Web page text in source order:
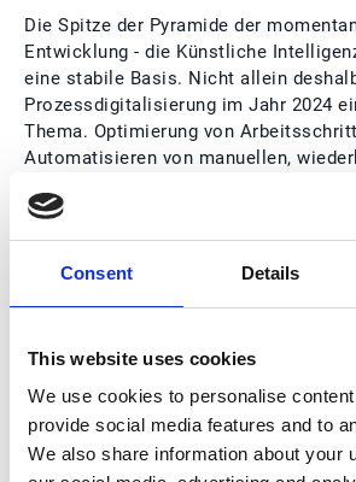
Consent Details
This website uses cookies
We use cookies to personalise
provide social media features and to
We also share information about your
Die Spitze der Pyramide der
Entwicklung - die Künstliche
eine stabile Basis. Nicht allein
Prozessdigitalisierung im Jahr 2024
Thema. Optimierung von
Automatisieren von manuellen,
sind als Themen spätestens seit dem
höchster Priorität auf der Agenda.
Weiterentwicklung und sich immer
besten Optionen für die internen
einzubetten. So werden
der Debitorenbuchhaltung nicht allein
vollautomatisiert und digital versandt
verarbeitet. Zudem kann der gesamte